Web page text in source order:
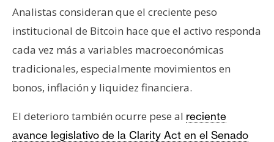
Analistas consideran que el creciente peso
institucional de Bitcoin hace que el activo responda
cada vez más a variables macroeconómicas
tradicionales, especialmente movimientos en
bonos, inflación y liquidez financiera.
El deterioro también ocurre pese al reciente
avance legislativo de la Clarity Act en el Senado